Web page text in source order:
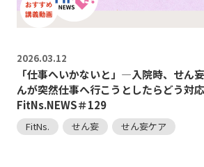
2026.03.12
「仕事へいかないと」―入院時、せん
んが突然仕事へ行こうとしたらどう対
FitNs.NEWS＃129
FitNs. せん妄 せん妄ケア